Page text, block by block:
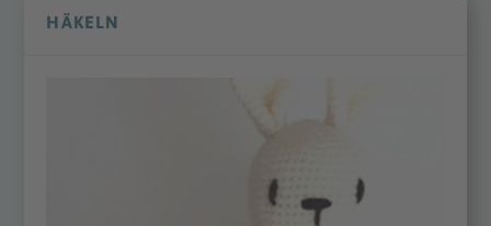
HÄKELN